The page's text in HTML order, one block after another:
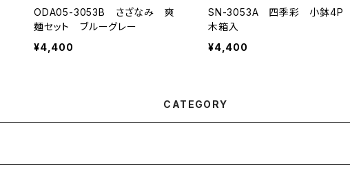
ODA05-3053B さざなみ 爽
麺セット ブルーグレー
¥4,400
SN-3053A 四季彩 小鉢
木箱入
¥4,400
CATEGORY